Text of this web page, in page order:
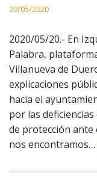
20/05/2020
2020/05/20.- En
Palabra,
Villanueva de
explicaciones
hacia el
por las
de protección ante
nos encontramos…